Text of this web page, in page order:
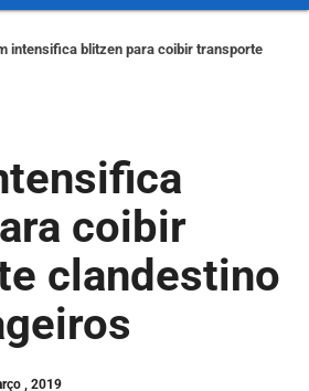
intensifica blitzen para coibir transporte
coibir
clandestino
, 2019